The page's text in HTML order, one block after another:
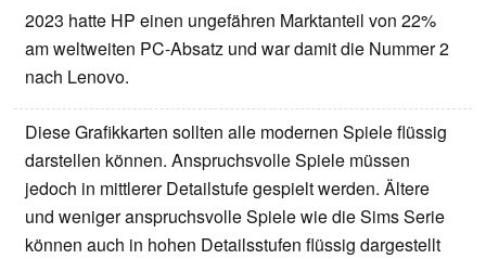
2023 hatte HP einen ungefähren Marktanteil von 22%
am weltweiten PC-Absatz und war damit die Nummer 2
nach Lenovo.
Diese Grafikkarten sollten alle modernen Spiele flüssig
darstellen können. Anspruchsvolle Spiele müssen
jedoch in mittlerer Detailstufe gespielt werden. Ältere
und weniger anspruchsvolle Spiele wie die Sims Serie
können auch in hohen Detailsstufen flüssig dargestellt